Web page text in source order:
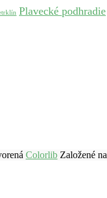
Plavecké podhradie
Colorlib Založené na